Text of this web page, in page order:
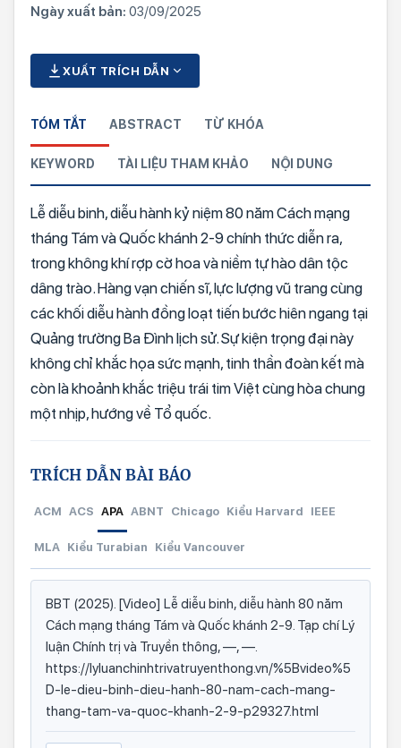
Ngày xuất bản: 03/09/2025
XUẤT TRÍCH DẪN
TÓM TẮT ABSTRACT TỪ KHÓA
KEYWORD TÀI LIỆU THAM KHẢO NỘI DUNG
Lễ diễu binh, diễu hành kỷ niệm 80 năm Cách mạng
tháng Tám và Quốc khánh 2-9 chính thức diễn ra,
trong không khí rợp cờ hoa và niềm tự hào dân tộc
dâng trào. Hàng vạn chiến sĩ, lực lượng vũ trang cùng
các khối diễu hành đồng loạt tiến bước hiên ngang tại
Quảng trường Ba Đình lịch sử. Sự kiện trọng đại này
không chỉ khắc họa sức mạnh, tinh thần đoàn kết mà
còn là khoảnh khắc triệu trái tim Việt cùng hòa chung
một nhịp, hướng về Tổ quốc.
TRÍCH DẪN BÀI BÁO
ACM ACS APA ABNT Chicago Kiểu Harvard IEEE
MLA Kiểu Turabian Kiểu Vancouver
BBT (2025). [Video] Lễ diễu binh, diễu hành 80 năm
Cách mạng tháng Tám và Quốc khánh 2-9. Tạp chí Lý
luận Chính trị và Truyền thông, —, —.
https://lyluanchinhtrivatruyenthong.vn/%5Bvideo%5
D-le-dieu-binh-dieu-hanh-80-nam-cach-mang-
thang-tam-va-quoc-khanh-2-9-p29327.html